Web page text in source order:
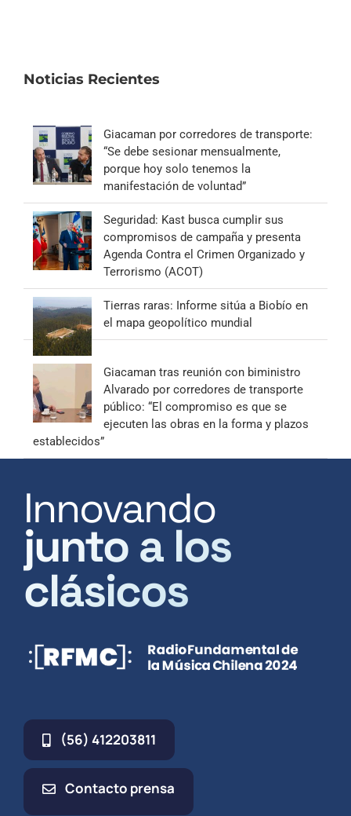
Noticias Recientes
Giacaman por corredores de transporte:
“Se debe sesionar mensualmente,
porque hoy solo tenemos la
manifestación de voluntad”
Seguridad: Kast busca cumplir sus
compromisos de campaña y presenta
Agenda Contra el Crimen Organizado y
Terrorismo (ACOT)
Tierras raras: Informe sitúa a Biobío en
el mapa geopolítico mundial
Giacaman tras reunión con biministro
Alvarado por corredores de transporte
público: “El compromiso es que se
ejecuten las obras en la forma y plazos
establecidos”
Innovando
junto a los
clásicos
(56) 412203811
Contacto prensa